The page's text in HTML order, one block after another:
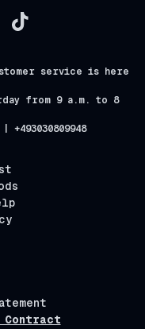
service is here
from 9 a.m. to 8
Contract